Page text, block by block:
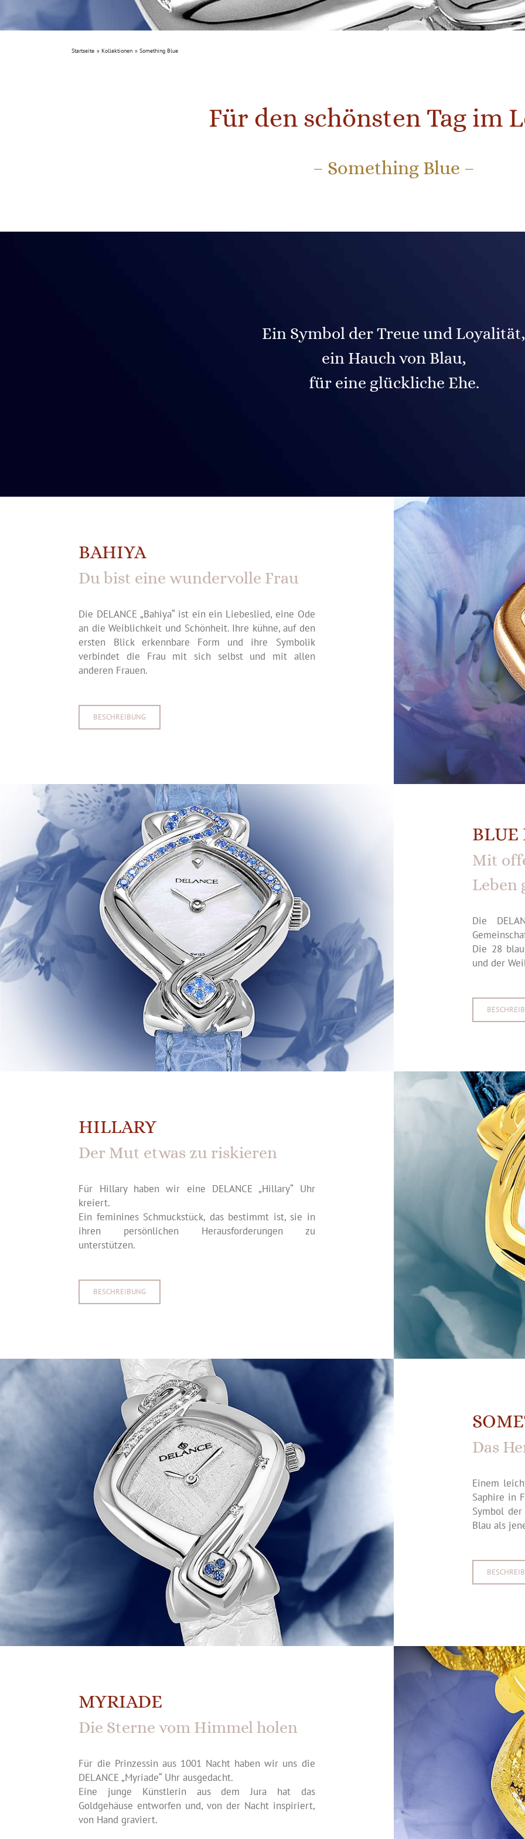
Startseite Kollektionen Something Blue
Für den schönsten Tag im
– Something Blue –
Ein Symbol der Treue und Loyalität,
ein Hauch von Blau,
für eine glückliche Ehe.
BAHIYA
Du bist eine wundervolle Frau
Die DELANCE „Bahiya“ ist ein ein Liebeslied, eine Ode
an die Weiblichkeit und Schönheit. Ihre kühne, auf den
ersten Blick erkennbare Form und ihre Symbolik
verbindet die Frau mit sich selbst und mit allen
anderen Frauen.
BESCHREIBUNG
BLUE
Mit
Leben
Die
Die 28
und der
HILLARY
Der Mut etwas zu riskieren
Für Hillary haben wir eine DELANCE „Hillary“ Uhr
kreiert.
Ein feminines Schmuckstück, das bestimmt ist, sie in
ihren persönlichen Herausforderungen zu
unterstützen.
BESCHREIBUNG
Das
Einem
Saphire in
Symbol
Blau als
MYRIADE
Die Sterne vom Himmel holen
Für die Prinzessin aus 1001 Nacht haben wir uns die
DELANCE „Myriade“ Uhr ausgedacht.
Eine junge Künstlerin aus dem Jura hat das
Goldgehäuse entworfen und, von der Nacht inspiriert,
von Hand graviert.